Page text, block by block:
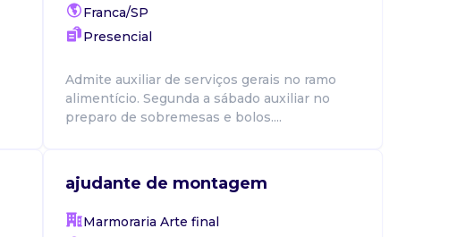
Franca/SP
Presencial
Admite auxiliar de serviços gerais no ramo
alimentício. Segunda a sábado auxiliar no
preparo de sobremesas e bolos....
ajudante de montagem
Marmoraria Arte final